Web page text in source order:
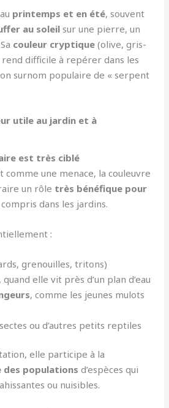
printemps et en été, souvent
au soleil sur une pierre, un
couleur cryptique (olive, gris-
difficile à repérer dans les
surnom populaire de « serpent
utile au jardin et à
est très ciblé
comme une menace, la couleuvre
un rôle très bénéfique pour
compris dans les jardins.
:
grenouilles, tritons)
, quand elle vit près d’un plan d’eau
, comme les jeunes mulots
ou d’autres petits reptiles
elle participe à la
populations d’espèces qui
ou nuisibles.